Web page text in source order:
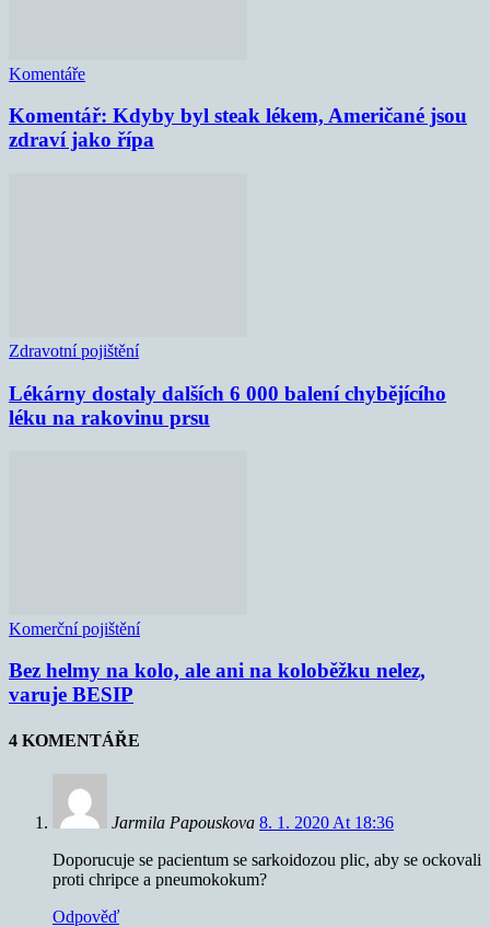
Komentáře
Komentář: Kdyby byl steak lékem, Američané jsou
zdraví jako řípa
Zdravotní pojištění
Lékárny dostaly dalších 6 000 balení chybějícího
léku na rakovinu prsu
Komerční pojištění
Bez helmy na kolo, ale ani na koloběžku nelez,
varuje BESIP
4 KOMENTÁŘE
Jarmila Papouskova 8. 1. 2020 At 18:36
Doporucuje se pacientum se sarkoidozou plic, aby se ockovali
proti chripce a pneumokokum?
Odpověď